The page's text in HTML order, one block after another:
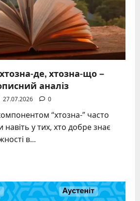
де, хтозна-що –
аналіз
27.07.2026 0
“хтозна-” часто
навіть у тих, хто добре знає
в...